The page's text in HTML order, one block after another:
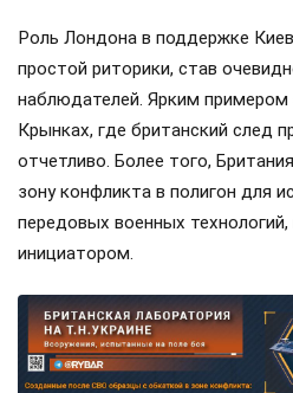
Роль Лондона в поддержке
простой риторики, став
наблюдателей. Ярким примером
Крынках, где британский след
отчетливо. Более того,
зону конфликта в полигон для
передовых военных
инициатором.